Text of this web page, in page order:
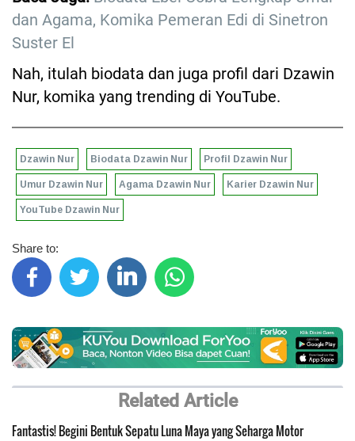
dan Agama, Komika Pemeran Edi di Sinetron
Suster El
Nah, itulah biodata dan juga profil dari Dzawin
Nur, komika yang trending di YouTube.
Dzawin Nur Biodata Dzawin Nur Profil Dzawin Nur
Umur Dzawin Nur Agama Dzawin Nur Karier Dzawin Nur
YouTube Dzawin Nur
Share to:
Related Article
Fantastis! Begini Bentuk Sepatu Luna Maya yang Seharga Motor